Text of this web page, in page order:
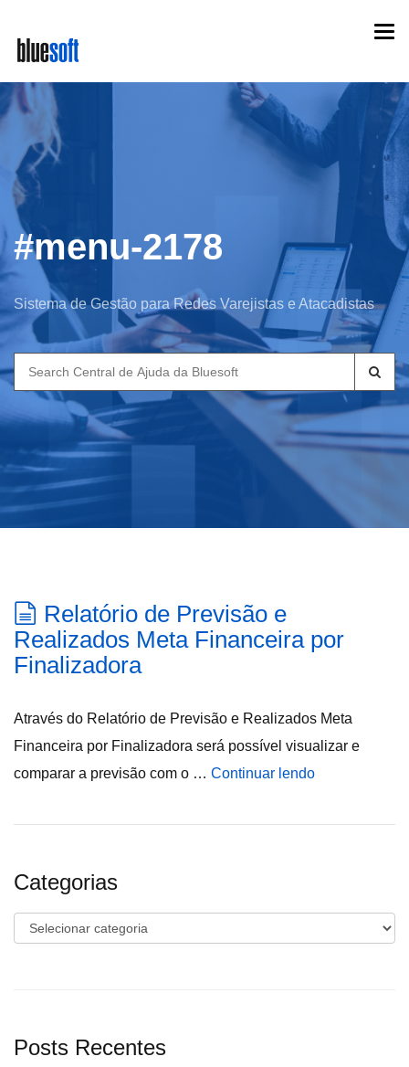
main
content
#menu-2178
Sistema de Gestão para Redes Varejistas e Atacadistas
Search
for:
Relatório de Previsão e
Realizados Meta Financeira por
Finalizadora
Através do Relatório de Previsão e Realizados Meta
Financeira por Finalizadora será possível visualizar e
comparar a previsão com o … Continuar lendo
Categorias
Categorias
Posts Recentes